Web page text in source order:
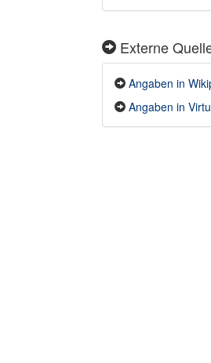
Externe
Angaben in
Angaben in